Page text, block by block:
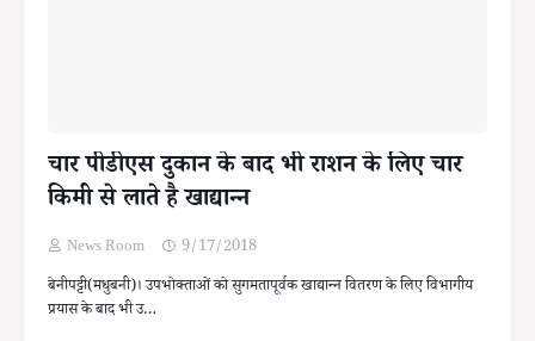
चार पीडीएस दुकान के बाद भी राशन के लिए चार
किमी से लाते है खाद्यान्न
News Room
9/17/2018
बेनीपट्टी(मधुबनी)। उपभोक्ताओं को सुगमतापूर्वक खाद्यान्न वितरण के लिए विभागीय
प्रयास के बाद भी उ…